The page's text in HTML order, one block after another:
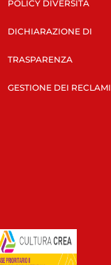
POLICY DIVERSITÀ
DICHIARAZIONE DI
TRASPARENZA
GESTIONE DEI RECLAMI